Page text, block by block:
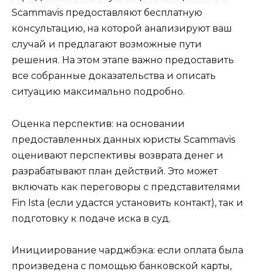
Scammavis предоставляют бесплатную
консультацию, на которой анализируют ваш
случай и предлагают возможные пути
решения. На этом этапе важно предоставить
все собранные доказательства и описать
ситуацию максимально подробно.
Оценка перспектив: на основании
предоставленных данных юристы Scammavis
оценивают перспективы возврата денег и
разрабатывают план действий. Это может
включать как переговоры с представителями
Fin Ista (если удастся установить контакт), так и
подготовку к подаче иска в суд.
Инициирование чарджбэка: если оплата была
произведена с помощью банковской карты,